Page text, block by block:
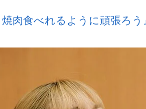
焼肉食べれるように頑張ろ